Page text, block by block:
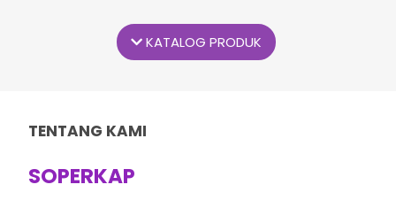
KATALOG PRODUK
TENTANG KAMI
SOPERKAP